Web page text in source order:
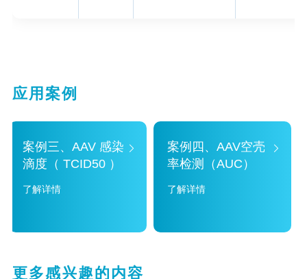
应用案例
案例三、AAV 感染
滴度（ TCID50 ）
了解详情
案例四、AAV空壳
率检测（AUC）
了解详情
更多感兴趣的内容